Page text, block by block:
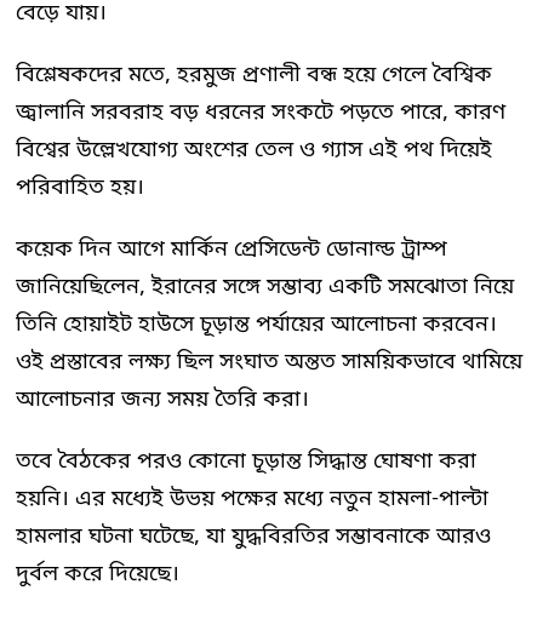
বেড়ে যায়।
বিশ্লেষকদের মতে, হরমুজ প্রণালী বন্ধ হয়ে গেলে বৈশ্বিক
জ্বালানি সরবরাহ বড় ধরনের সংকটে পড়তে পারে, কারণ
বিশ্বের উল্লেখযোগ্য অংশের তেল ও গ্যাস এই পথ দিয়েই
পরিবাহিত হয়।
কয়েক দিন আগে মার্কিন প্রেসিডেন্ট ডোনাল্ড ট্রাম্প
জানিয়েছিলেন, ইরানের সঙ্গে সম্ভাব্য একটি সমঝোতা নিয়ে
তিনি হোয়াইট হাউসে চূড়ান্ত পর্যায়ের আলোচনা করবেন।
ওই প্রস্তাবের লক্ষ্য ছিল সংঘাত অন্তত সাময়িকভাবে থামিয়ে
আলোচনার জন্য সময় তৈরি করা।
তবে বৈঠকের পরও কোনো চূড়ান্ত সিদ্ধান্ত ঘোষণা করা
হয়নি। এর মধ্যেই উভয় পক্ষের মধ্যে নতুন হামলা-পাল্টা
হামলার ঘটনা ঘটেছে, যা যুদ্ধবিরতির সম্ভাবনাকে আরও
দুর্বল করে দিয়েছে।